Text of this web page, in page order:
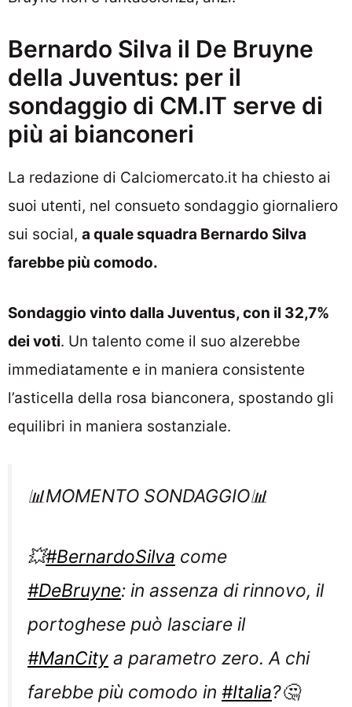
Bernardo Silva il De Bruyne
della Juventus: per il
sondaggio di CM.IT serve di
più ai bianconeri
La redazione di Calciomercato.it ha chiesto ai
suoi utenti, nel consueto sondaggio giornaliero
sui social, a quale squadra Bernardo Silva
farebbe più comodo.
Sondaggio vinto dalla Juventus, con il 32,7%
dei voti. Un talento come il suo alzerebbe
immediatamente e in maniera consistente
l’asticella della rosa bianconera, spostando gli
equilibri in maniera sostanziale.
📊MOMENTO SONDAGGIO📊
💥#BernardoSilva come
#DeBruyne: in assenza di rinnovo, il
portoghese può lasciare il
#ManCity a parametro zero. A chi
farebbe più comodo in #Italia?🤔